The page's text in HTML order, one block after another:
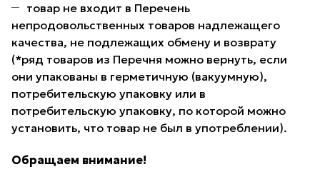
товар не входит в Перечень
непродовольственных товаров надлежащего
качества, не подлежащих обмену и возврату
(*ряд товаров из Перечня можно вернуть, если
они упакованы в герметичную (вакуумную),
потребительскую упаковку или в
потребительскую упаковку, по которой можно
установить, что товар не был в употреблении).
Обращаем внимание!